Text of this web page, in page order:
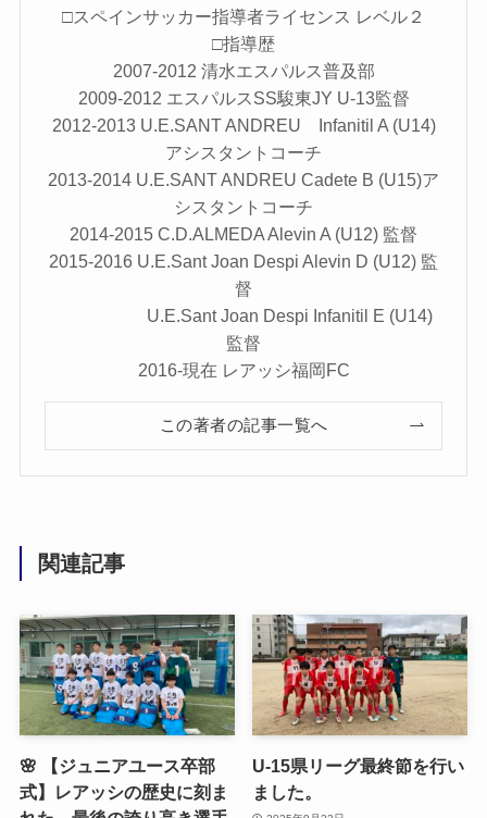
□スペインサッカー指導者ライセンス レベル２
□指導歴
2007-2012 清水エスパルス普及部
2009-2012 エスパルスSS駿東JY U-13監督
2012-2013 U.E.SANT ANDREU Infanitil A (U14)
アシスタントコーチ
2013-2014 U.E.SANT ANDREU Cadete B (U15)ア
シスタントコーチ
2014-2015 C.D.ALMEDA Alevin A (U12) 監督
2015-2016 U.E.Sant Joan Despi Alevin D (U12) 監
督
U.E.Sant Joan Despi Infanitil E (U14)
監督
2016-現在 レアッシ福岡FC
この著者の記事一覧へ
関連記事
🌸 【ジュニアユース卒部
式】レアッシの歴史に刻ま
U-15県リーグ最終節を行い
ました。